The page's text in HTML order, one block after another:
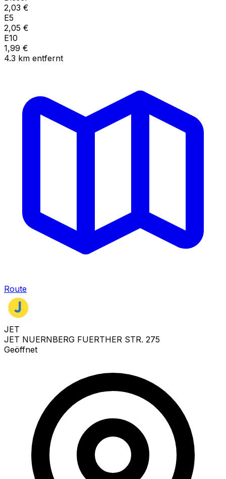
2,03 €
E5
2,05 €
E10
1,99 €
4.3 km entfernt
Route
JET
JET NUERNBERG FUERTHER STR. 275
Geöffnet